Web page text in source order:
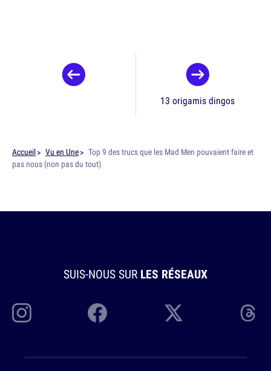
13 origamis dingos
Accueil Vu en Une
Top 9 des trucs que les Mad Men pouvaient faire et
pas nous (non pas du tout)
SUIS-NOUS SUR LES RÉSEAUX